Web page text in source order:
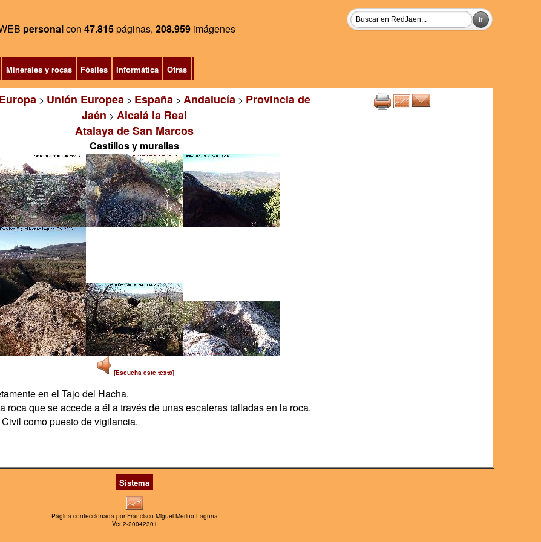
personalcon 47.815páginas, 208.959 imágenes
Minerales y rocas Fósiles Informática Otras
Europa> Unión Europea> España> Andalucía> Provincia de
Jaén > Alcalá la Real
Atalaya de San Marcos
Castillos y murallas
[Escucha este texto]
en el Tajo del Hacha.
que se accede a él a través de unas escaleras talladas en la roca.
como puesto de vigilancia.
Sistema
Página confeccionada por Francisco Miguel Merino Laguna
Ver 2-20042301